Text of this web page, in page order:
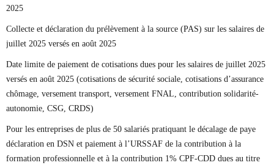
2025
Collecte et déclaration du prélèvement à la source (PAS) sur les salaires de
juillet 2025 versés en août 2025
Date limite de paiement de cotisations dues pour les salaires de juillet 2025
versés en août 2025 (cotisations de sécurité sociale, cotisations d’assurance
chômage, versement transport, versement FNAL, contribution solidarité-
autonomie, CSG, CRDS)
Pour les entreprises de plus de 50 salariés pratiquant le décalage de paye
déclaration en DSN et paiement à l’URSSAF de la contribution à la
formation professionnelle et à la contribution 1% CPF-CDD dues au titre